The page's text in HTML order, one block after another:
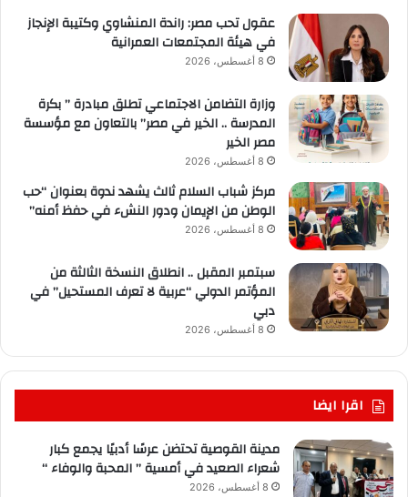
عقول تحب مصر: راندة المنشاوي وكتيبة الإنجاز
في هيئة المجتمعات العمرانية
8 أغسطس، 2026
وزارة التضامن الاجتماعي تطلق مبادرة ” بكرة
المدرسة .. الخير في مصر” بالتعاون مع مؤسسة
مصر الخير
8 أغسطس، 2026
مركز شباب السلام ثالث يشهد ندوة بعنوان “حب
الوطن من الإيمان ودور النشء في حفظ أمنه”
8 أغسطس، 2026
سبتمبر المقبل .. انطلاق النسخة الثالثة من
المؤتمر الدولي “عربية لا تعرف المستحيل” في
دبي
8 أغسطس، 2026
اقرا ايضا
مدينة القوصية تحتضن عرسًا أدبيًا يجمع كبار
شعراء الصعيد في أمسية ” المحبة والوفاء “
8 أغسطس، 2026